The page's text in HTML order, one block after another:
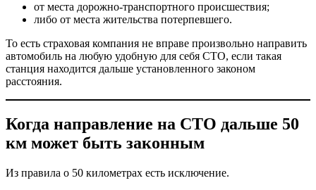
от места дорожно-транспортного происшествия;
либо от места жительства потерпевшего.
То есть страховая компания не вправе произвольно направить
автомобиль на любую удобную для себя СТО, если такая
станция находится дальше установленного законом
расстояния.
Когда направление на СТО дальше 50
км может быть законным
Из правила о 50 километрах есть исключение.